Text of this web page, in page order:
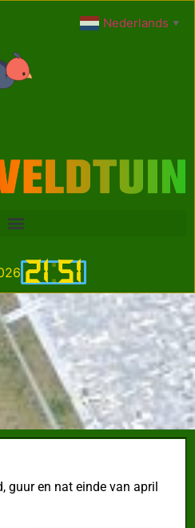
21:51
guur en nat einde van april
Nederlands ▼